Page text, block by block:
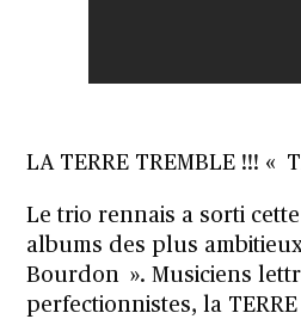
LA TERRE TREMBLE !!! «
Le trio rennais a sorti
albums des plus
Bourdon ». Musiciens
perfectionnistes, la